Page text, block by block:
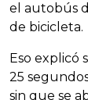
el autobús
de bicicleta.
Eso explicó
25
sin que se